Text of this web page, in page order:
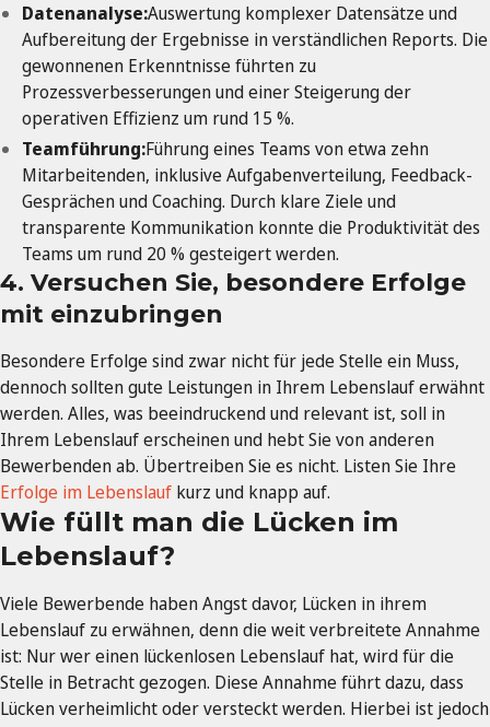
Datenanalyse:Auswertung komplexer Datensätze und
Aufbereitung der Ergebnisse in verständlichen Reports. Die
gewonnenen Erkenntnisse führten zu
Prozessverbesserungen und einer Steigerung der
operativen Effizienz um rund 15 %.
Teamführung:Führung eines Teams von etwa zehn
Mitarbeitenden, inklusive Aufgabenverteilung, Feedback-
Gesprächen und Coaching. Durch klare Ziele und
transparente Kommunikation konnte die Produktivität des
Teams um rund 20 % gesteigert werden.
4. Versuchen Sie, besondere Erfolge
mit einzubringen
Besondere Erfolge sind zwar nicht für jede Stelle ein Muss,
dennoch sollten gute Leistungen in Ihrem Lebenslauf erwähnt
werden. Alles, was beeindruckend und relevant ist, soll in
Ihrem Lebenslauf erscheinen und hebt Sie von anderen
Bewerbenden ab. Übertreiben Sie es nicht. Listen Sie Ihre
Erfolge im Lebenslauf kurz und knapp auf.
Wie füllt man die Lücken im
Lebenslauf?
Viele Bewerbende haben Angst davor, Lücken in ihrem
Lebenslauf zu erwähnen, denn die weit verbreitete Annahme
ist: Nur wer einen lückenlosen Lebenslauf hat, wird für die
Stelle in Betracht gezogen. Diese Annahme führt dazu, dass
Lücken verheimlicht oder versteckt werden. Hierbei ist jedoch